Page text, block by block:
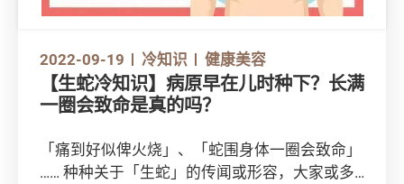
2022-09-19 冷知识 健康美容
【生蛇冷知识】病原早在儿时种下？长满
一圈会致命是真的吗？
「痛到好似俾火烧」、「蛇围身体一圈会致命」
…… 种种关于「生蛇」的传闻或形容，大家或多